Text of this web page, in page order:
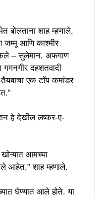
बोलताना शाह म्हणाले,
जम्मू आणि काश्मीर
केले – सुलेमान, अफगाण
दहशतवादी
एक टॉप कमांडर
हे देखील लष्कर-ए-
आमच्या
आहेत,” शाह म्हणाले.
घेण्यात आले होते. या